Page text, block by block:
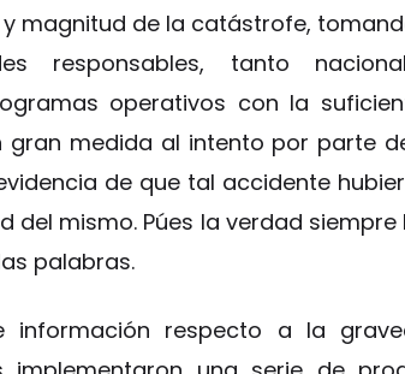
magnitud de la catástrofe,
responsables, tanto
operativos con la
medida al intento por parte
de que tal accidente
mismo. Púes la verdad siempre
palabras.
información respecto a la